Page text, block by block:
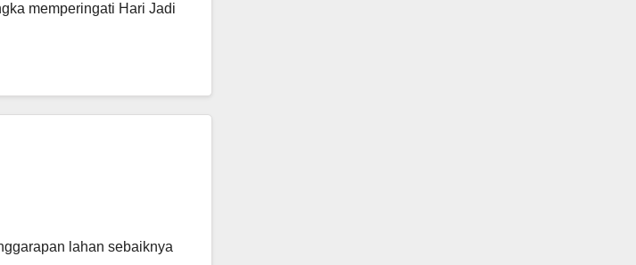
memperingati Hari Jadi
lahan sebaiknya